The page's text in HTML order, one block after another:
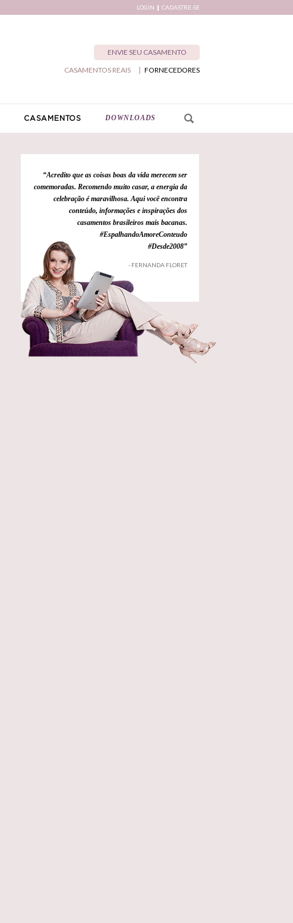
LOGIN CADASTRE-SE
ENVIE SEU CASAMENTO
FORNECEDORES
CASAMENTOS REAIS
CASAMENTOS DOWNLOADS
“Acredito que as coisas boas da vida merecem ser
comemoradas. Recomendo muito casar, a energia da
celebração é maravilhosa. Aqui você encontra
conteúdo, informações e inspirações dos
casamentos brasileiros mais bacanas.
#EspalhandoAmoreConteudo
#Desde2008”
- FERNANDA FLORET